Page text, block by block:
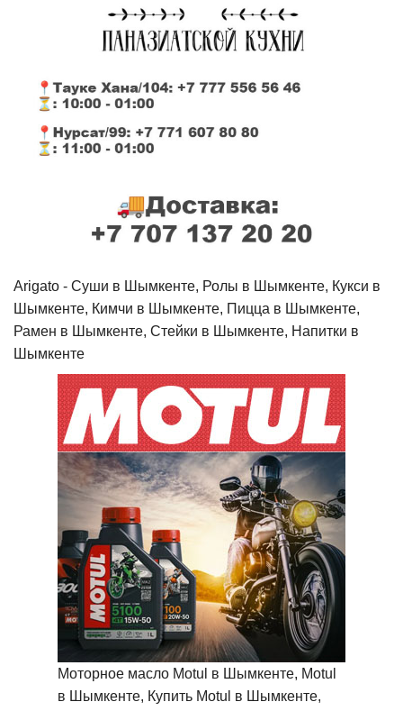
Arigato - Cуши в Шымкенте, Ролы в Шымкенте, Кукси в
Шымкенте, Кимчи в Шымкенте, Пицца в Шымкенте,
Рамен в Шымкенте, Стейки в Шымкенте, Напитки в
Шымкенте
Моторное масло Motul в Шымкенте, Motul
в Шымкенте, Купить Motul в Шымкенте,